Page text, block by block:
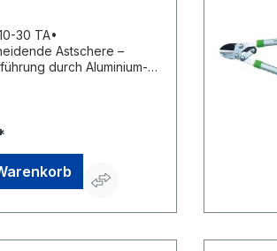
30 TA•
Astschere –
durch Aluminium-
45 mm
Freund
GmbH,
4, 73614 Schorndorf,
info@freund-